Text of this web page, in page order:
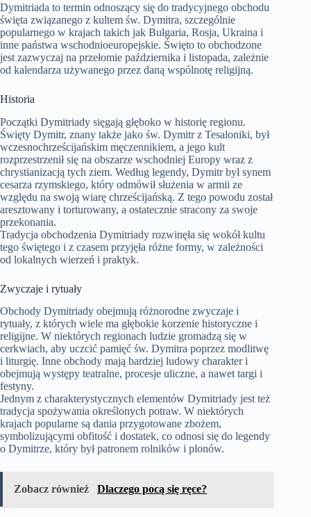
Dymitriada to termin odnoszący się do tradycyjnego obchodu
święta związanego z kultem św. Dymitra, szczególnie
popularnego w krajach takich jak Bułgaria, Rosja, Ukraina i
inne państwa wschodnioeuropejskie. Święto to obchodzone
jest zazwyczaj na przełomie października i listopada, zależnie
od kalendarza używanego przez daną wspólnotę religijną.
Historia
Początki Dymitriady sięgają głęboko w historię regionu.
Święty Dymitr, znany także jako św. Dymitr z Tesaloniki, był
wczesnochrześcijańskim męczennikiem, a jego kult
rozprzestrzenił się na obszarze wschodniej Europy wraz z
chrystianizacją tych ziem. Według legendy, Dymitr był synem
cesarza rzymskiego, który odmówił służenia w armii ze
względu na swoją wiarę chrześcijańską. Z tego powodu został
aresztowany i torturowany, a ostatecznie stracony za swoje
przekonania.
Tradycja obchodzenia Dymitriady rozwinęła się wokół kultu
tego świętego i z czasem przyjęła różne formy, w zależności
od lokalnych wierzeń i praktyk.
Zwyczaje i rytuały
Obchody Dymitriady obejmują różnorodne zwyczaje i
rytuały, z których wiele ma głębokie korzenie historyczne i
religijne. W niektórych regionach ludzie gromadzą się w
cerkwiach, aby uczcić pamięć św. Dymitra poprzez modlitwę
i liturgię. Inne obchody mają bardziej ludowy charakter i
obejmują występy teatralne, procesje uliczne, a nawet targi i
festyny.
Jednym z charakterystycznych elementów Dymitriady jest też
tradycja spożywania określonych potraw. W niektórych
krajach popularne są dania przygotowane zbożem,
symbolizującymi obfitość i dostatek, co odnosi się do legendy
o Dymitrze, który był patronem rolników i plonów.
Zobacz również Dlaczego pocą się ręce?